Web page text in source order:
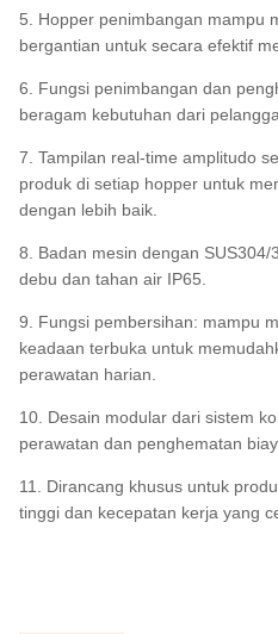
5. Hopper penimbangan mampu
bergantian untuk secara efektif
6. Fungsi penimbangan dan
beragam kebutuhan dari
7. Tampilan real-time amplitudo
produk di setiap hopper untuk
dengan lebih baik.
8. Badan mesin dengan
debu dan tahan air IP65.
9. Fungsi pembersihan: mampu
keadaan terbuka untuk
perawatan harian.
10. Desain modular dari sistem
perawatan dan penghematan
11. Dirancang khusus untuk
tinggi dan kecepatan kerja yang